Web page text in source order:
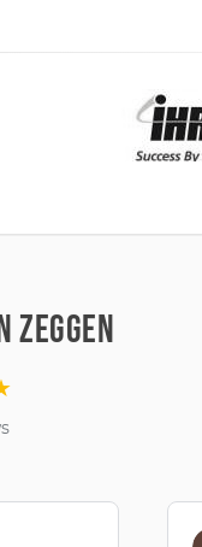
ZEGGEN